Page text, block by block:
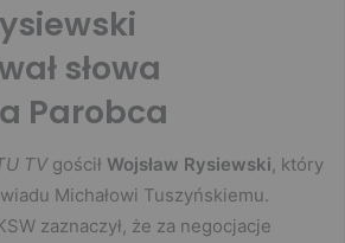
słowa
Parobca
TVgościł Wojsław Rysiewski, który
Michałowi Tuszyńskiemu.
zaznaczył, że za negocjacje